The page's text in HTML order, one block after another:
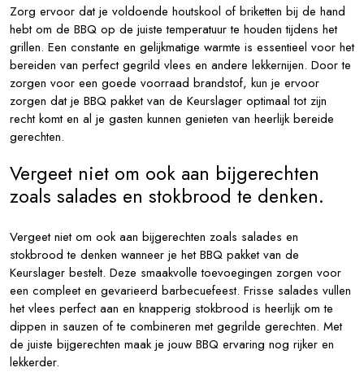
Zorg ervoor dat je voldoende houtskool of briketten bij de hand
hebt om de BBQ op de juiste temperatuur te houden tijdens het
grillen. Een constante en gelijkmatige warmte is essentieel voor het
bereiden van perfect gegrild vlees en andere lekkernijen. Door te
zorgen voor een goede voorraad brandstof, kun je ervoor
zorgen dat je BBQ pakket van de Keurslager optimaal tot zijn
recht komt en al je gasten kunnen genieten van heerlijk bereide
gerechten.
Vergeet niet om ook aan bijgerechten
zoals salades en stokbrood te denken.
Vergeet niet om ook aan bijgerechten zoals salades en
stokbrood te denken wanneer je het BBQ pakket van de
Keurslager bestelt. Deze smaakvolle toevoegingen zorgen voor
een compleet en gevarieerd barbecuefeest. Frisse salades vullen
het vlees perfect aan en knapperig stokbrood is heerlijk om te
dippen in sauzen of te combineren met gegrilde gerechten. Met
de juiste bijgerechten maak je jouw BBQ ervaring nog rijker en
lekkerder.